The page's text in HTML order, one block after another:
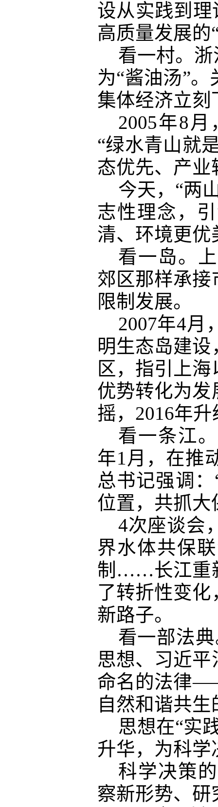
设从实践到
高质量发展的
看一村。
为“酱油汤”
集体经济立刻
2005年8
“绿水青山就
态优先、产业
今天， “两
志性理念，
清、环境更优
看一岛。
郊区那样承
限制发展。
2007年4月
明生态岛建
区，指引上
优势转化为
摇，2016年
看一条江
年1月，在推
总书记强调
位置，共抓大
4次座谈会
界水体共保
制……长江重
了转折性变
新路子。
看一部法
思想、习近
命名的法律
自然和谐共
思想在“实
升华，为科
科学决策
察新形势、研